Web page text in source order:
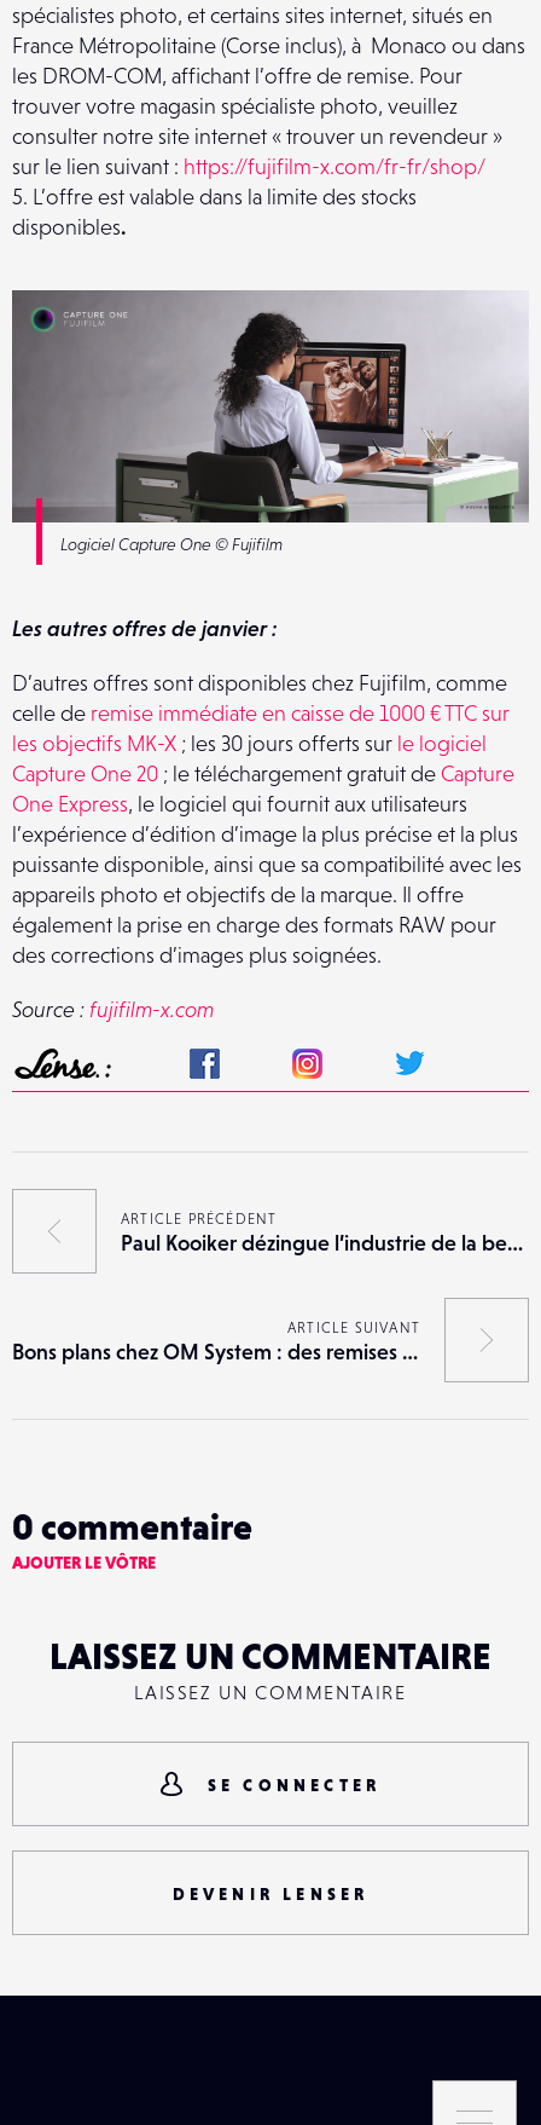
spécialistes photo, et certains sites internet, situés en
France Métropolitaine (Corse inclus), à Monaco ou dans
les DROM-COM, affichant l’offre de remise. Pour
trouver votre magasin spécialiste photo, veuillez
consulter notre site internet « trouver un revendeur »
sur le lien suivant : https://fujifilm-x.com/fr-fr/shop/
5. L’offre est valable dans la limite des stocks
disponibles.
Logiciel Capture One © Fujifilm
Les autres offres de janvier :
D’autres offres sont disponibles chez Fujifilm, comme
celle de remise immédiate en caisse de 1000 € TTC sur
les objectifs MK-X ; les 30 jours offerts sur le logiciel
Capture One 20 ; le téléchargement gratuit deCapture
One Express, le logiciel qui fournit aux utilisateurs
l’expérience d’édition d’image la plus précise et la plus
puissante disponible, ainsi que sa compatibilité avec les
appareils photo et objectifs de la marque. Il offre
également la prise en charge des formats RAW pour
des corrections d’images plus soignées.
Source : fujifilm-x.com
ARTICLE PRÉCÉDENT
Paul Kooiker dézingue l’industrie de la beauté
ARTICLE SUIVANT
Bons plans chez OM System : des remises sur l’OM-1 et les objectifs M.Zuiko
0 commentaire
AJOUTER LE VÔTRE
LAISSEZ UN COMMENTAIRE
LAISSEZ UN COMMENTAIRE
SE CONNECTER
DEVENIR LENSER